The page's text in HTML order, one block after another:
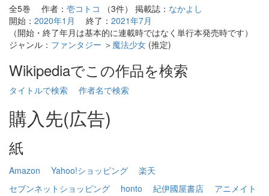
全5巻 作者： 壱コトコ （3件） 掲載誌： なかよし
開始： 2020年1月 終了： 2021年7月
（開始・終了年月は基本的に連載時ではなく単行本発売時です）
ジャンル： ファンタジー ＞ 魔法少女 (推定)
Wikipediaでこの作品を検索
タイトルで検索 作者名で検索
購入先(広告)
紙
Amazon Yahoo!ショッピング
楽天
セブンネットショッピング
honto 紀伊國屋書店 アニメイト